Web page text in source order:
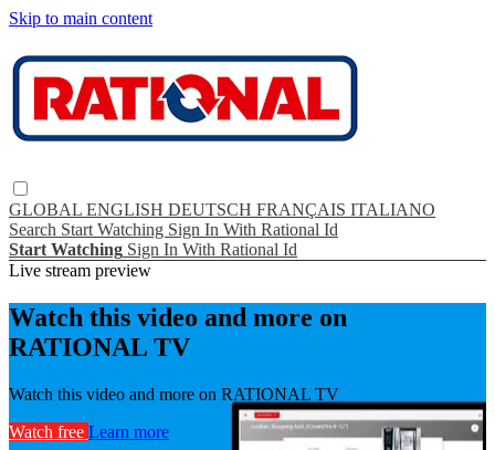
Skip to main content
GLOBAL ENGLISH DEUTSCH FRANÇAIS ITALIANO
Search Start Watching Sign In With Rational Id
Start Watching Sign In With Rational Id
Live stream preview
Watch this video and more on
RATIONAL TV
Watch this video and more on RATIONAL TV
Watch free Learn more